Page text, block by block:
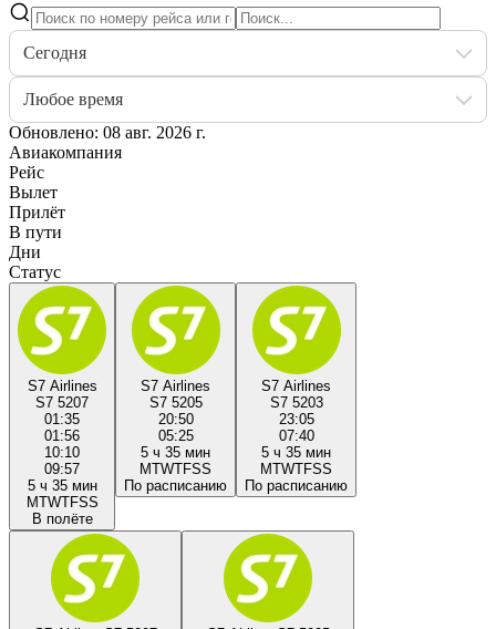
Сегодня
Любое время
Обновлено: 08 авг. 2026 г.
Авиакомпания
Рейс
Вылет
Прилёт
В пути
Дни
Статус
S7 Airlines
S7 5207
01:35
01:56
10:10
09:57
5 ч 35 мин
MTWTFSS
В полёте
S7 Airlines
S7 5205
20:50
05:25
5 ч 35 мин
MTWTFSS
По расписанию
S7 Airlines
S7 5203
23:05
07:40
5 ч 35 мин
MTWTFSS
По расписанию